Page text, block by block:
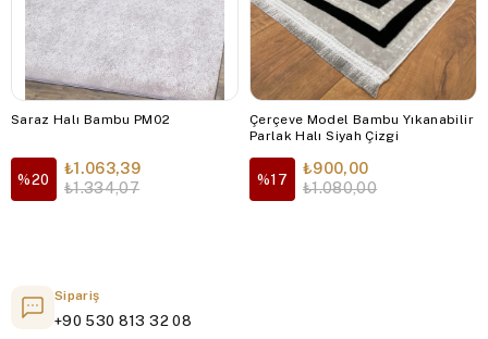
Saraz Halı Bambu PM02
%20
₺1.063,39
₺1.334,07
Çerçeve Model Bambu Yıkanabilir
Parlak Halı Siyah Çizgi
%17
₺900,00
₺1.080,00
Sipariş
+90 530 813 32 08